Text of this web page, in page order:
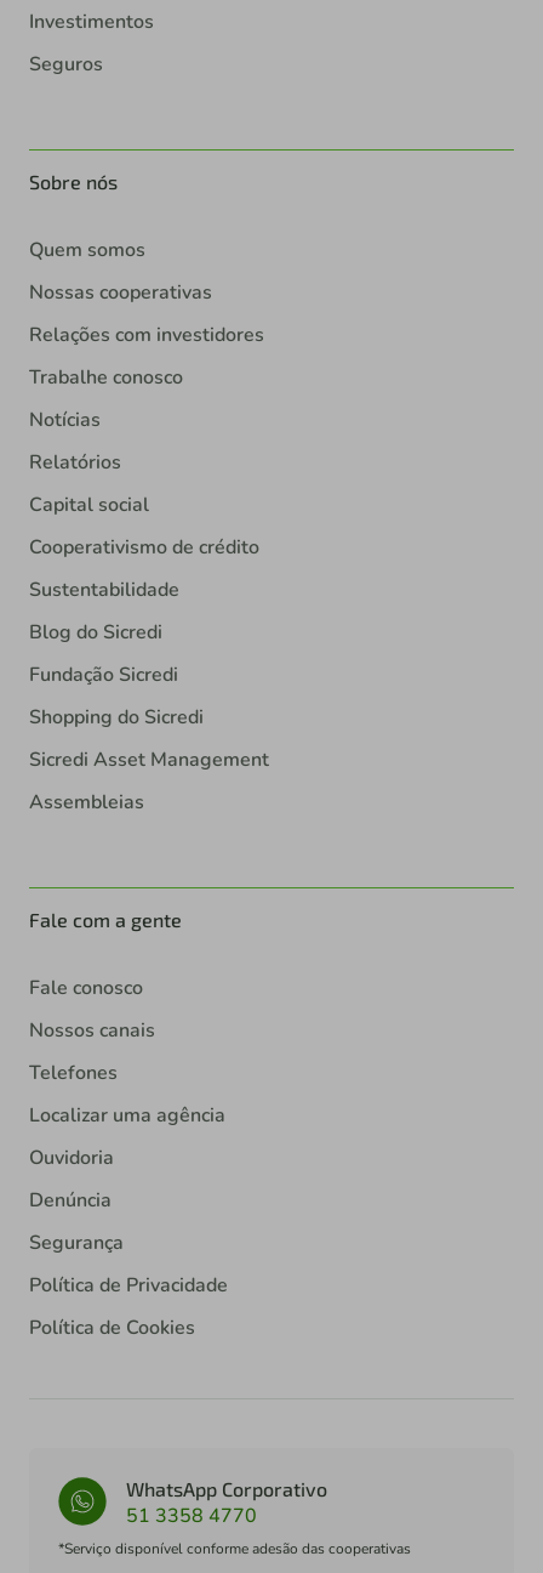
Investimentos
Seguros
Sobre nós
Quem somos
Nossas cooperativas
Relações com investidores
Trabalhe conosco
Notícias
Relatórios
Capital social
Cooperativismo de crédito
Sustentabilidade
Blog do Sicredi
Fundação Sicredi
Shopping do Sicredi
Sicredi Asset Management
Assembleias
Fale com a gente
Fale conosco
Nossos canais
Telefones
Localizar uma agência
Ouvidoria
Denúncia
Segurança
Política de Privacidade
Política de Cookies
WhatsApp Corporativo
51 3358 4770
*Serviço disponível conforme adesão das cooperativas